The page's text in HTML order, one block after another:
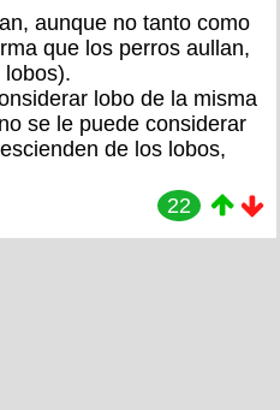
aunque no tanto como
que los perros aullan,
lobo de la misma
se le puede considerar
de los lobos,
22